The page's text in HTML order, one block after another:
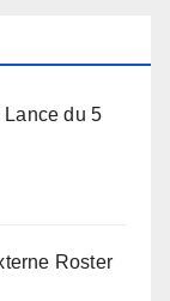
du 5
Roster